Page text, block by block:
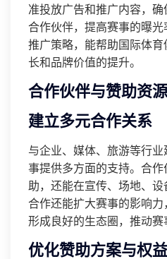
准投放广告和推广内容，
合作伙伴，提高赛事的曝
推广策略，能帮助国际体
长和品牌价值的提升。
合作伙伴与赞助资
建立多元合作关系
与企业、媒体、旅游等行
事提供多方面的支持。合
助，还能在宣传、场地、
合作还能扩大赛事的影响力
形成良好的生态圈，推动赛
优化赞助方案与权